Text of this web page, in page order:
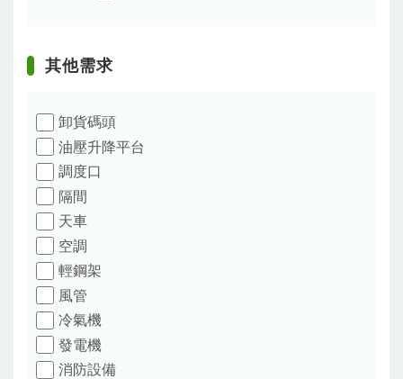
其他需求
卸貨碼頭
油壓升降平台
調度口
隔間
天車
空調
輕鋼架
風管
冷氣機
發電機
消防設備